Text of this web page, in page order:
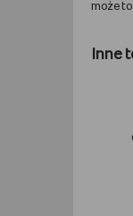
może
Inne